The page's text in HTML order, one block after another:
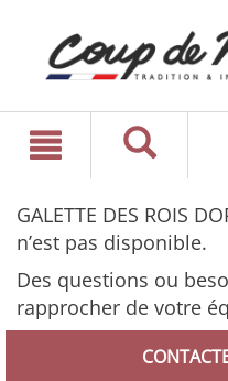
GALETTE DES ROIS
n’est pas disponible.
Des questions ou
rapprocher de votre